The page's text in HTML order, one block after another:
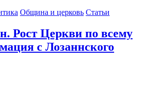
Община и церковь Статьи
Рост Церкви по всему
с Лозаннского